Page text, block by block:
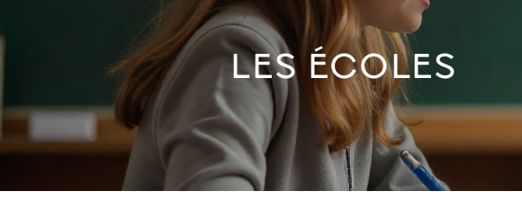
LES ÉCOLES